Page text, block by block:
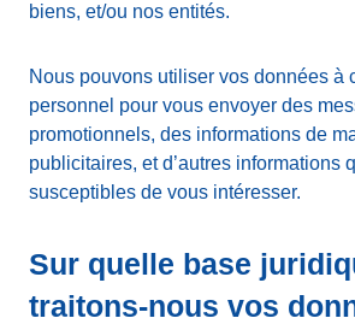
biens, et/ou nos entités.
Nous pouvons utiliser vos données à
personnel pour vous envoyer des
promotionnels, des informations de
publicitaires, et d’autres informations
susceptibles de vous intéresser.
Sur quelle base
traitons-nous vos